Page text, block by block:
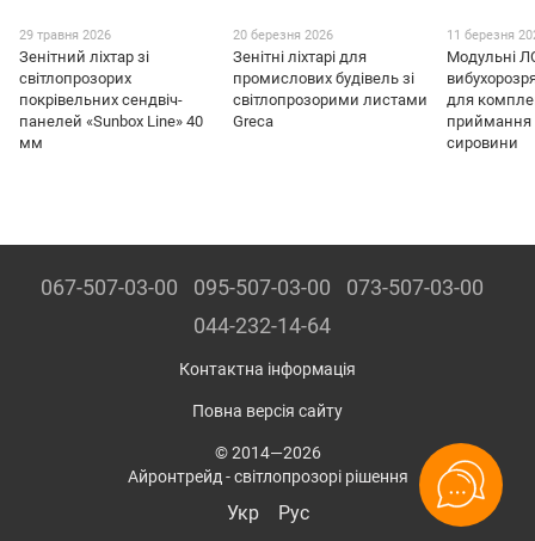
29 травня 2026
Зенітний ліхтар зі
світлопрозорих
покрівельних сендвіч-
панелей «Sunbox Line» 40
мм
20 березня 2026
Зенітні ліхтарі для
промислових будівель зі
світлопрозорими листами
Greca
11 березня
Модульні
для
приймання
сировини
067-507-03-00 095-507-03-00
073-507-03-00
044-232-14-64
Контактна інформація
Повна версія сайту
© 2014—2026
Айронтрейд - світлопрозорі рішення
Укр Рус